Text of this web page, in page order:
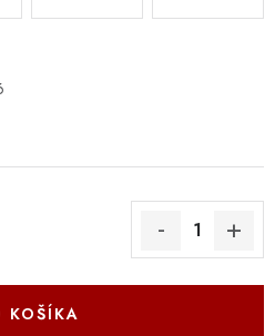
osobných údajov
od zmluvy
KOŠÍKA